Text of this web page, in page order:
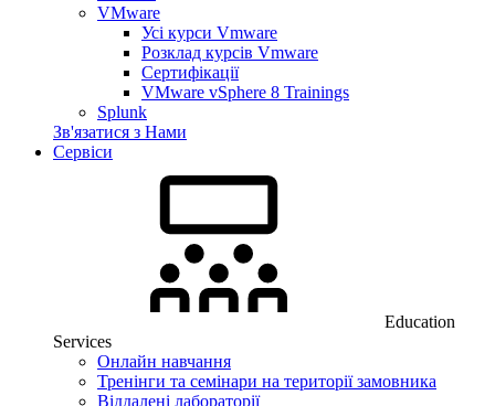
VMware
Усі курси Vmware
Розклад курсів Vmware
Сертифікації
VMware vSphere 8 Trainings
Splunk
Зв'язатися з Нами
Сервіси
Education
Services
Онлайн навчання
Тренінги та семінари на території замовника
Віддалені лабораторії